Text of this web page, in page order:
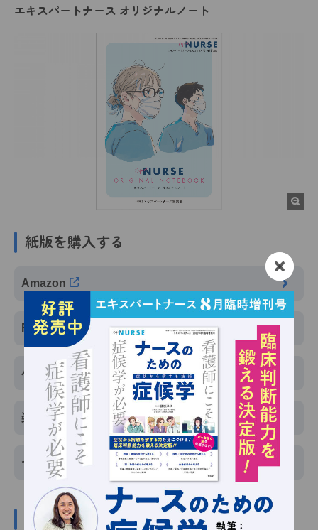
エキスパートナース オリジナルノート
紙版を購入する
Amazon
Fujisan
小学館BOOK SHOP
楽天ブックス
セブンネットショッピング
紙版を定期購入する